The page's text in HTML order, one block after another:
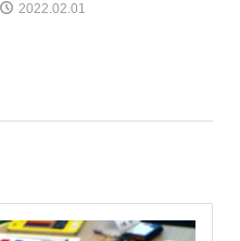
2022.02.01